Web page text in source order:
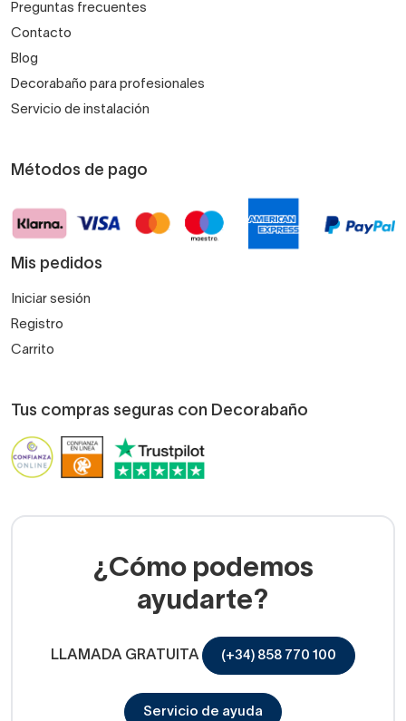
Preguntas frecuentes
Contacto
Blog
Decorabaño para profesionales
Servicio de instalación
Métodos de pago
Mis pedidos
Iniciar sesión
Registro
Carrito
Tus compras seguras con Decorabaño
¿Cómo podemos
ayudarte?
LLAMADA GRATUITA (+34) 858 770 100
Servicio de ayuda